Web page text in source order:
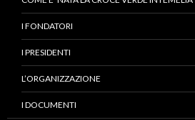
I FONDATORI
I PRESIDENTI
L’ORGANIZZAZIONE
I DOCUMENTI